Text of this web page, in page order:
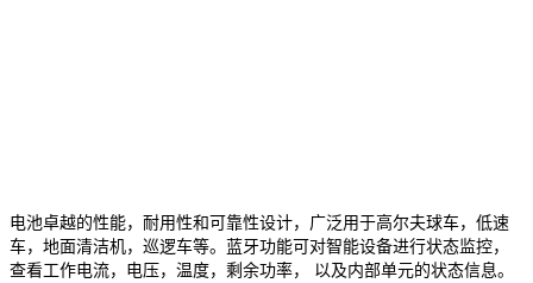
电池卓越的性能，耐用性和可靠性设计，广泛用于高尔夫球车， 低速
车， 地面清洁机， 巡逻车等。蓝牙功能可对智能设备进行状态监控，
查看工作电流，电压，温度，剩余功率， 以及内部单元的状态信息。